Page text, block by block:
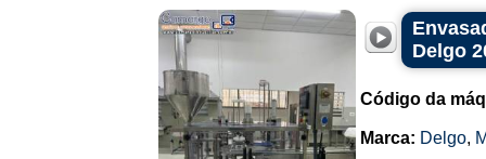
Delgo
Código da
Marca: Delgo,